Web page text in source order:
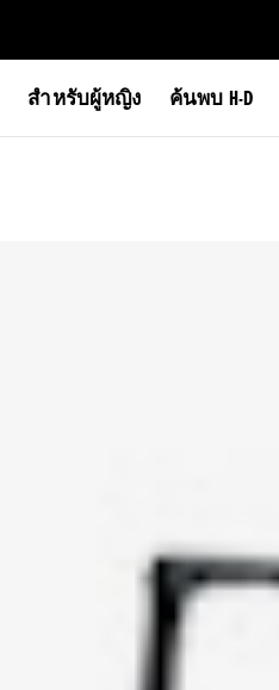
สำหรับผู้หญิง ค้นพบ H-D